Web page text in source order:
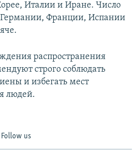
Италии и Иране. Число
Франции, Испании
распространения
строго соблюдать
и избегать мест
людей.
Follow us